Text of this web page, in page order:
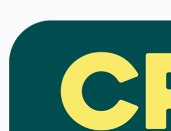
contenido